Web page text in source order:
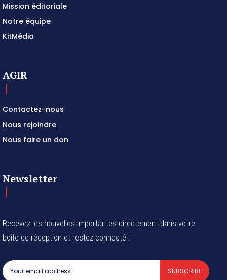
Mission éditoriale
Notre équipe
KitMédia
AGIR
Contactez-nous
Nous rejoindre
Nous faire un don
Newsletter
Recevez les nouvelles importantes directement dans votre
boîte de réception et restez connecté !
SUBSCRIBE